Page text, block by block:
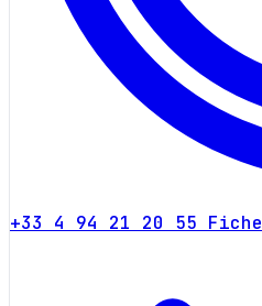
+33 4 94 21 20 55 Fiche